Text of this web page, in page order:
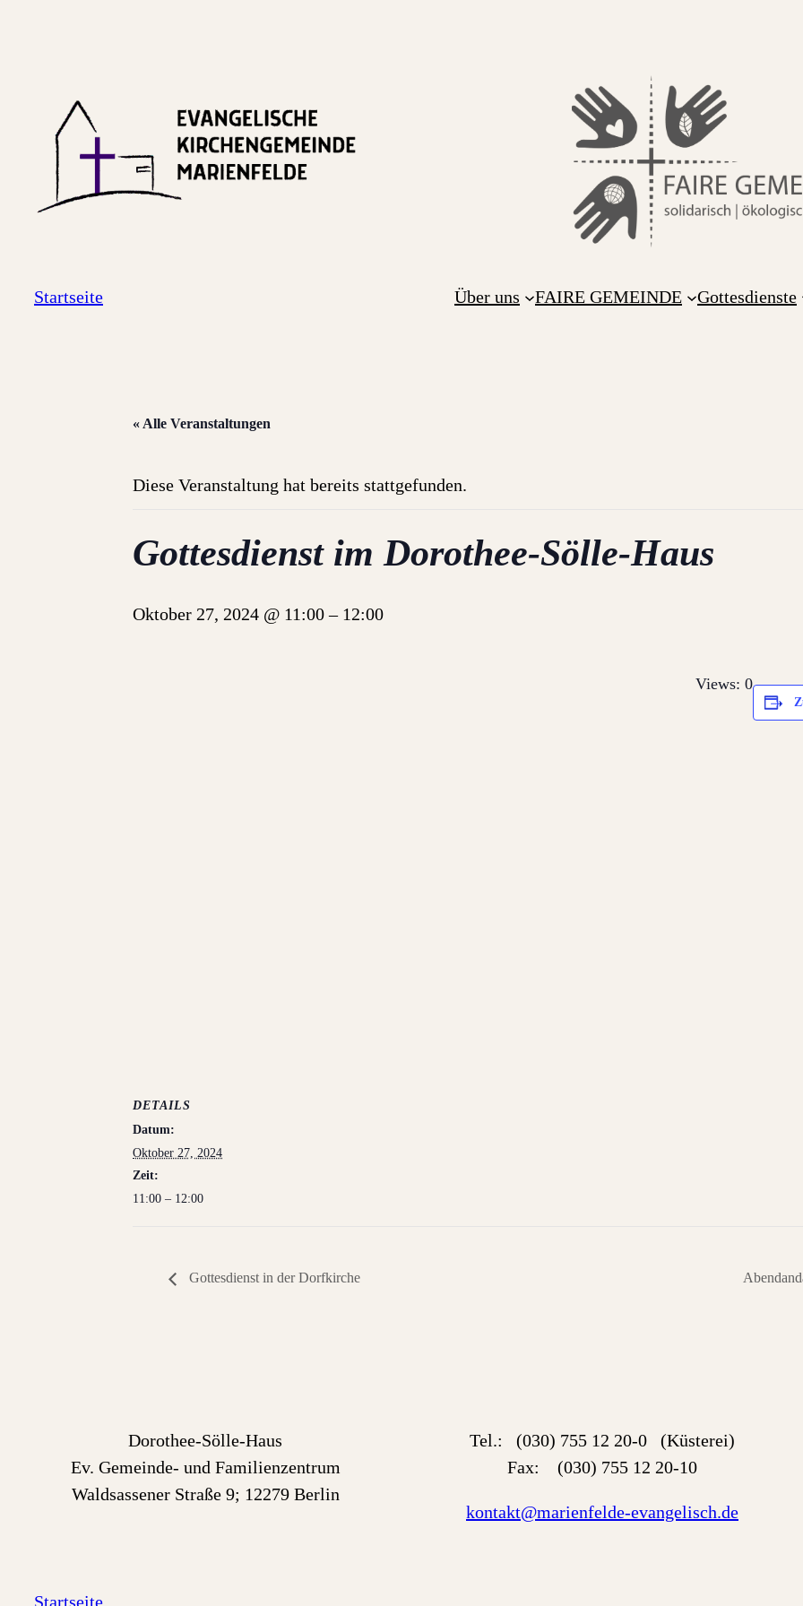
Startseite Über uns FAIRE GEMEINDE Gottesdienste
« Alle Veranstaltungen
Diese Veranstaltung hat bereits stattgefunden.
Gottesdienst im Dorothee-Sölle-Haus
Oktober 27, 2024 @ 11:00– 12:00
Views: 0
DETAILS
Datum:
Oktober 27, 2024
Zeit:
11:00 – 12:00
Gottesdienst in der Dorfkirche
Dorothee-Sölle-Haus
Ev. Gemeinde- und Familienzentrum
Waldsassener Straße 9; 12279 Berlin
Tel.: (030) 755 12 20-0 (Küsterei)
Fax: (030) 755 12 20-10
kontakt@marienfelde-evangelisch.de
Startseite